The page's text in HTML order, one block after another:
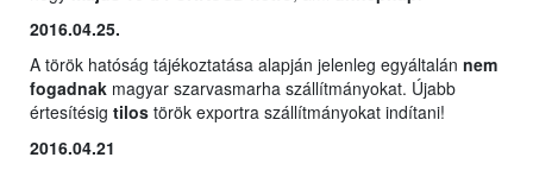
2016.04.25.
A török hatóság tájékoztatása alapján jelenleg egyáltalán nem
fogadnak magyar szarvasmarha szállítmányokat. Újabb
értesítésig tilos török exportra szállítmányokat indítani!
2016.04.21